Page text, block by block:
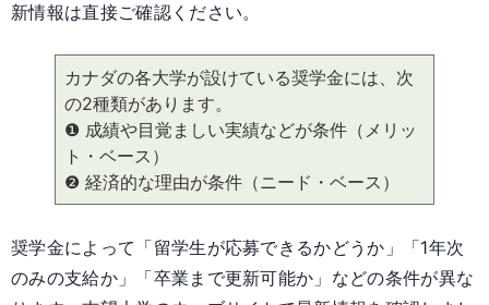
新情報は直接ご確認ください。
カナダの各大学が設けている奨学金には、次
の2種類があります。
❶ 成績や目覚ましい実績などが条件（メリッ
ト・ベース）
❷ 経済的な理由が条件（ニード・ベース）
奨学金によって「留学生が応募できるかどうか」「1年次
のみの支給か」「卒業まで更新可能か」などの条件が異な